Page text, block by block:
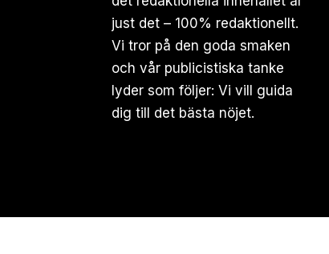
just det – 100% redaktionellt.
Vi tror på den goda smaken
och vår publicistiska tanke
lyder som följer: Vi vill guida
dig till det bästa nöjet.